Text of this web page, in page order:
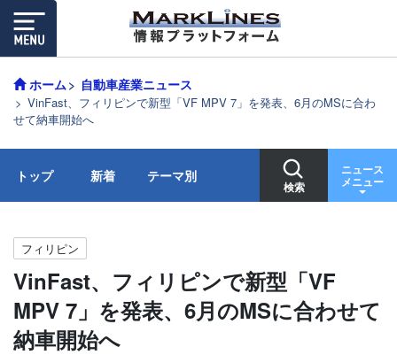
ホーム 自動車産業ニュース
VinFast、フィリピンで新型「VF MPV 7」を発表、6月のMSに合わ
せて納車開始へ
トップ 新着 テーマ別
検索
ニュース
メニュー
フィリピン
VinFast、フィリピンで新型「VF
MPV 7」を発表、6月のMSに合わせて
納車開始へ